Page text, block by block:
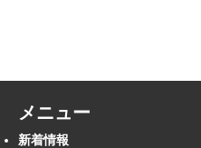
メニュー
新着情報